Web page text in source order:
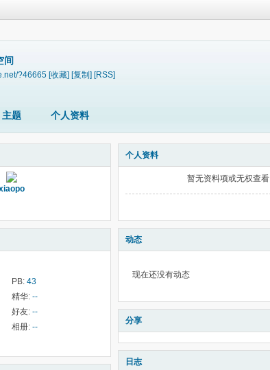
间
?46665 [收藏] [复制] [RSS]
主题 个人资料
PB: 43
精华: --
好友: --
相册: --
个人资料
暂无资料项或无权查看
动态
现在还没有动态
分享
日志